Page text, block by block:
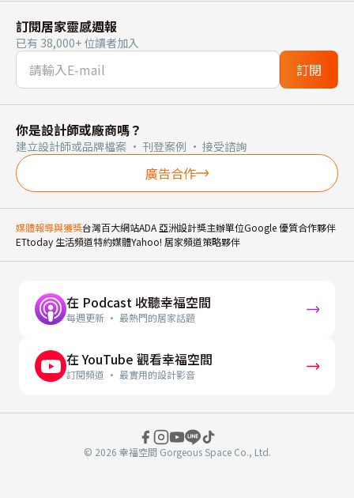
訂閱居家靈感週報
已有 38,000+ 位讀者加入
訂閱
你是設計師或廠商嗎？
建立設計師或品牌檔案 · 刊登案例 · 接受諮詢
廣告合作
媒體報導與獲獎台灣百大網站ADA 亞洲設計獎主辦單位Google 優質合作夥伴
ETtoday 生活頻道特約媒體Yahoo! 居家頻道策略夥伴
在 Podcast 收聽幸福空間
每週更新 · 最熱門的居家話題
在 YouTube 觀看幸福空間
訂閱頻道 · 最實用的設計影音
© 2026 幸福空間 Gorgeous Space Co., Ltd.